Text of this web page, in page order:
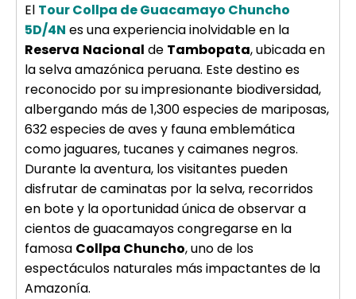
El Tour Collpa de Guacamayo Chuncho
5D/4N es una experiencia inolvidable en la
Reserva Nacional de Tambopata, ubicada en
la selva amazónica peruana. Este destino es
reconocido por su impresionante biodiversidad,
albergando más de 1,300 especies de mariposas,
632 especies de aves y fauna emblemática
como jaguares, tucanes y caimanes negros.
Durante la aventura, los visitantes pueden
disfrutar de caminatas por la selva, recorridos
en bote y la oportunidad única de observar a
cientos de guacamayos congregarse en la
famosa Collpa Chuncho, uno de los
espectáculos naturales más impactantes de la
Amazonía.